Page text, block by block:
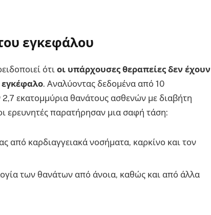
εγκεφάλου
ότι οι υπάρχουσες θεραπείες δεν έχουν
εγκέφαλο. Αναλύοντας δεδομένα από 10
εκατομμύρια θανάτους ασθενών με διαβήτη
ερευνητές παρατήρησαν μια σαφή τάση:
από καρδιαγγειακά νοσήματα, καρκίνο και τον
των θανάτων από άνοια, καθώς και από άλλα